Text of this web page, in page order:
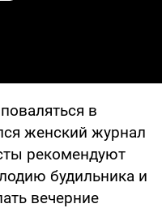
в
женский журнал
рекомендуют
будильника и
вечерние